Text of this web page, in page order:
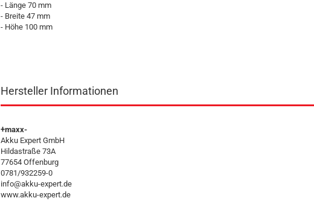
- Länge 70 mm
- Breite 47 mm
- Höhe 100 mm
Hersteller Informationen
+maxx-
Akku Expert GmbH
Hildastraße 73A
77654 Offenburg
0781/932259-0
info@akku-expert.de
www.akku-expert.de